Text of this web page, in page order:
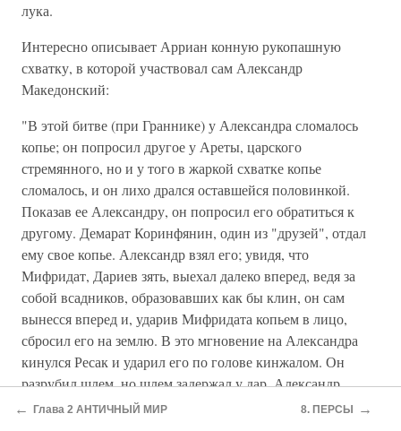
лука.
Интересно описывает Арриан конную рукопашную
схватку, в которой участвовал сам Александр
Македонский:
"В этой битве (при Граннике) у Александра сломалось
копье; он попросил другое у Ареты, царского
стремянного, но и у того в жаркой схватке копье
сломалось, и он лихо дрался оставшейся половинкой.
Показав ее Александру, он попросил его обратиться к
другому. Демарат Коринфянин, один из "друзей", отдал
ему свое копье. Александр взял его; увидя, что
Мифридат, Дариев зять, выехал далеко вперед, ведя за
собой всадников, образовавших как бы клин, он сам
вынесся вперед и, ударив Мифридата копьем в лицо,
сбросил его на землю. В это мгновение на Александра
кинулся Ресак и ударил его по голове кинжалом. Он
разрубил шлем, но шлем задержал у дар. Александр
сбросил и его на землю, копьем поразив его в грудь и
← Глава 2 АНТИЧНЫЙ МИР 8. ПЕРСЫ →